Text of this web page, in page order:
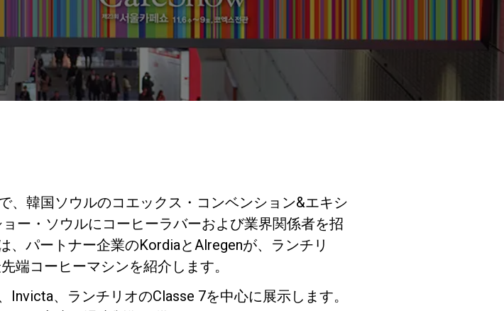
、韓国ソウルのコエックス・コンベンション&エキシ
ー・ソウルにコーヒーラバーおよび業界関係者を招
、パートナー企業のKordiaとAlregenが、ランチリ
端コーヒーマシンを紹介します。
、ランチリオのClasse 7を中心に展示します。
緒に働く
サスティナビ
リティ
お問い合わせ